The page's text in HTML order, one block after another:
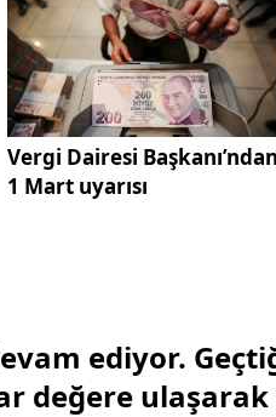
Vergi Dairesi Başkanı’ndan
1 Mart uyarısı
ediyor.
değere